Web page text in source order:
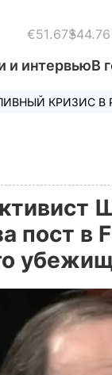
€51.67$44.76
и интервьюВ
КРИЗИС В
пост в